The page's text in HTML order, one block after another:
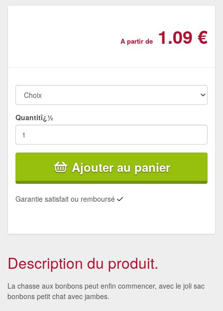
A partir de 1.09 €
Quantitï¿½
Ajouter au panier
Garantie satisfait ou remboursé
Description du produit.
La chasse aux bonbons peut enfin commencer, avec le joli sac
bonbons petit chat avec jambes.